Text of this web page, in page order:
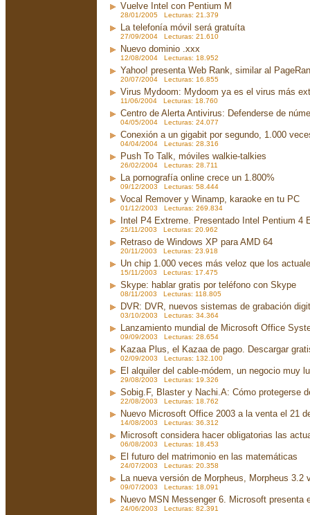
Vuelve Intel con Pentium M
28/01/2005 Lecturas: 21.379
La telefonía móvil será gratuíta
27/09/2004 Lecturas: 21.610
Nuevo dominio .xxx
12/08/2004 Lecturas: 18.952
Yahoo! presenta Web Rank, similar al
20/07/2004 Lecturas: 16.855
Virus Mydoom: Mydoom ya es el virus más
11/06/2004 Lecturas: 18.760
Centro de Alerta Antivirus: Defenderse de
04/05/2004 Lecturas: 24.077
Conexión a un gigabit por segundo, 1.000
04/04/2004 Lecturas: 28.316
Push To Talk, móviles walkie-talkies
26/02/2004 Lecturas: 28.711
La pornografía online crece un 1.800%
09/12/2003 Lecturas: 58.444
Vocal Remover y Winamp, karaoke en tu PC
01/12/2003 Lecturas: 269.834
Intel P4 Extreme. Presentado Intel Pentium 4
25/11/2003 Lecturas: 20.962
Retraso de Windows XP para AMD 64
20/11/2003 Lecturas: 23.918
Un chip 1.000 veces más veloz que los
15/11/2003 Lecturas: 17.475
Skype: hablar gratis por teléfono con Skype
08/11/2003 Lecturas: 118.805
DVR: DVR, nuevos sistemas de grabación
03/10/2003 Lecturas: 34.364
Lanzamiento mundial de Microsoft Office
09/09/2003 Lecturas: 28.654
Kazaa Plus, el Kazaa de pago. Descargar
02/09/2003 Lecturas: 132.100
El alquiler del cable-módem, un negocio muy
29/08/2003 Lecturas: 19.326
Sobig.F, Blaster y Nachi.A: Cómo protegerse
22/08/2003 Lecturas: 18.762
Nuevo Microsoft Office 2003 a la venta el 21
14/08/2003 Lecturas: 36.312
Microsoft considera hacer obligatorias las
06/08/2003 Lecturas: 18.453
El futuro del matrimonio en las matemáticas
24/07/2003 Lecturas: 20.358
La nueva versión de Morpheus, Morpheus 3.2
09/07/2003 Lecturas: 18.091
Nuevo MSN Messenger 6. Microsoft presenta
24/06/2003 Lecturas: 82.391